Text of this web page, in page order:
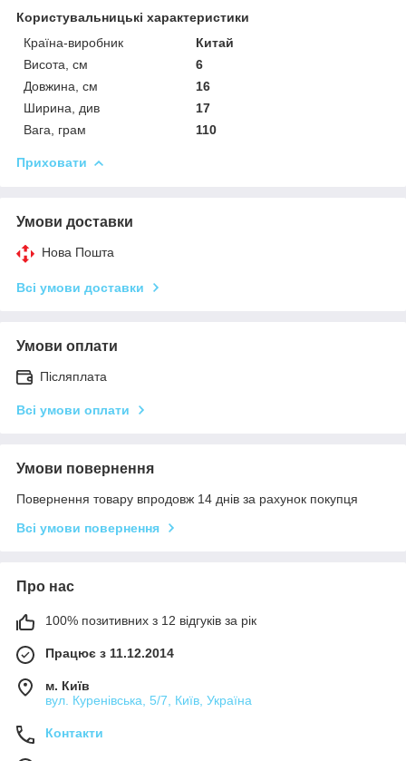
Користувальницькі характеристики
Країна-виробник
Китай
Висота, см
6
Довжина, см
16
Ширина, див
17
Вага, грам
110
Приховати
Умови доставки
Нова Пошта
Всі умови доставки
Умови оплати
Післяплата
Всі умови оплати
Умови повернення
Повернення товару впродовж 14 днів за рахунок покупця
Всі умови повернення
Про нас
100% позитивних з 12 відгуків за рік
Працює з 11.12.2014
м. Київ
вул. Куренівська, 5/7, Київ, Україна
Контакти